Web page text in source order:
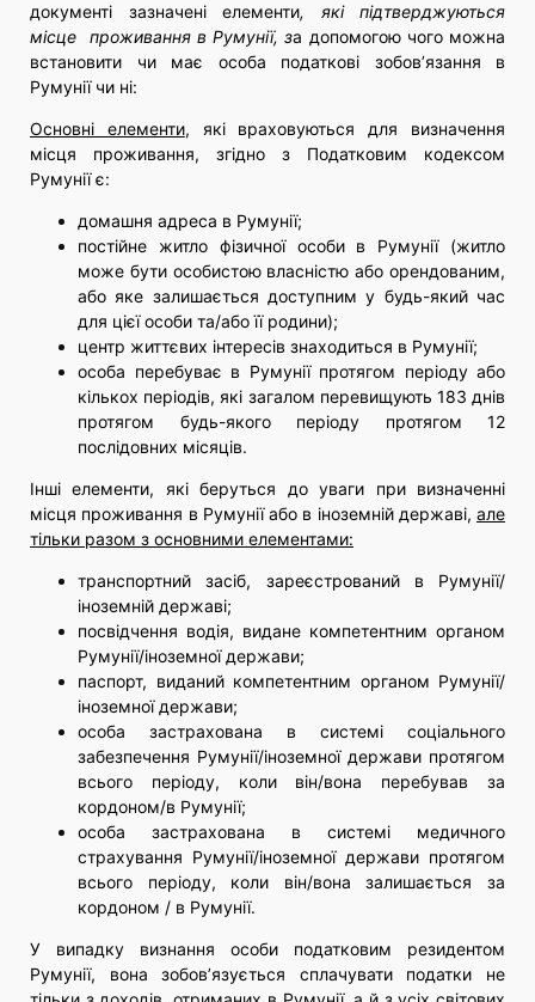
документі зазначені елементи, які підтверджуються
місце проживання в Румунії, за допомогою чого можна
встановити чи має особа податкові зобов’язання в
Румунії чи ні:
Основні елементи, які враховуються для визначення
місця проживання, згідно з Податковим кодексом
Румунії є:
домашня адреса в Румунії;
постійне житло фізичної особи в Румунії (житло
може бути особистою власністю або орендованим,
або яке залишається доступним у будь-який час
для цієї особи та/або її родини);
центр життєвих інтересів знаходиться в Румунії;
особа перебуває в Румунії протягом періоду або
кількох періодів, які загалом перевищують 183 днів
протягом будь-якого періоду протягом 12
послідовних місяців.
Інші елементи, які беруться до уваги при визначенні
місця проживання в Румунії або в іноземній державі, але
тільки разом з основними елементами:
транспортний засіб, зареєстрований в Румунії/
іноземній державі;
посвідчення водія, видане компетентним органом
Румунії/іноземної держави;
паспорт, виданий компетентним органом Румунії/
іноземної держави;
особа застрахована в системі соціального
забезпечення Румунії/іноземної держави протягом
всього періоду, коли він/вона перебував за
кордоном/в Румунії;
особа застрахована в системі медичного
страхування Румунії/іноземної держави протягом
всього періоду, коли він/вона залишається за
кордоном / в Румунії.
У випадку визнання особи податковим резидентом
Румунії, вона зобов’язується сплачувати податки не